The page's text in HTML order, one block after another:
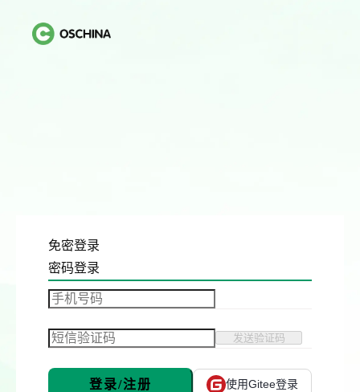
免密登录
密码登录
发送验证码
登录/注册 使用Gitee登录